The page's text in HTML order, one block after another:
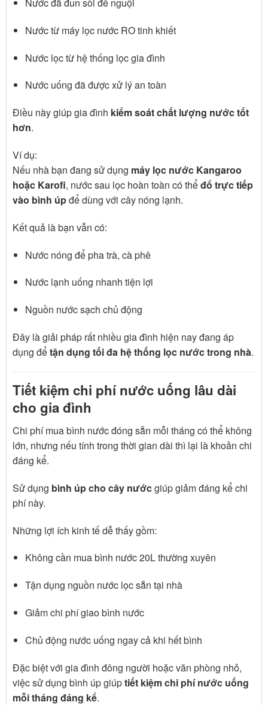
Nước từ máy lọc nước RO tinh khiết
Nước lọc từ hệ thống lọc gia đình
Nước uống đã được xử lý an toàn
Điều này giúp gia đình kiểm soát chất lượng nước tốt
hơn.
Ví dụ:
Nếu nhà bạn đang sử dụng máy lọc nước Kangaroo
hoặc Karofi, nước sau lọc hoàn toàn có thểđổ trực tiếp
vào bình úpđể dùng với cây nóng lạnh.
Kết quả là bạn vẫn có:
Nước nóng để pha trà, cà phê
Nước lạnh uống nhanh tiện lợi
Nguồn nước sạch chủ động
Đây là giải pháp rất nhiều gia đình hiện nay đang áp
dụng đểtận dụng tối đa hệ thống lọc nước trong nhà.
Tiết kiệm chi phí nước uống lâu dài
cho gia đình
Chi phí mua bình nước đóng sẵn mỗi tháng có thể không
lớn, nhưng nếu tính trong thời gian dài thì lại là khoản chi
đáng kể.
Sử dụng bình úp cho cây nướcgiúp giảm đáng kể chi
phí này.
Những lợi ích kinh tế dễ thấy gồm:
Không cần mua bình nước 20L thường xuyên
Tận dụng nguồn nước lọc sẵn tại nhà
Giảm chi phí giao bình nước
Chủ động nước uống ngay cả khi hết bình
Đặc biệt với gia đình đông người hoặc văn phòng nhỏ,
việc sử dụng bình úp giúptiết kiệm chi phí nước uống
mỗi tháng đáng kể.